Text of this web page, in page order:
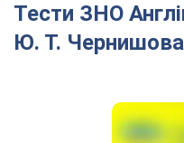
Тести ЗНО
Ю. Т.